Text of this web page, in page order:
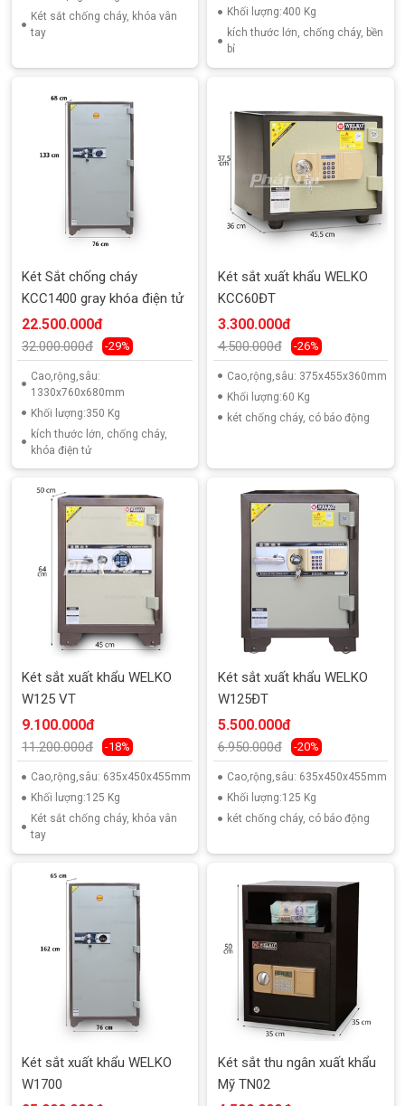
Két sắt chống cháy, khóa vân
tay
Khối lượng:400 Kg
kích thước lớn, chống cháy, bền
bỉ
Két Sắt chống cháy
KCC1400 gray khóa điện tử
22.500.000đ
32.000.000đ -29%
Cao,rộng,sâu:
1330x760x680mm
Khối lượng:350 Kg
kích thước lớn, chống cháy,
khóa điện tử
Két sắt xuất khẩu WELKO
KCC60ĐT
3.300.000đ
4.500.000đ -26%
Cao,rộng,sâu: 375x455x360mm
Khối lượng:60 Kg
két chống cháy, có báo động
Két sắt xuất khẩu WELKO
W125 VT
9.100.000đ
11.200.000đ -18%
Cao,rộng,sâu: 635x450x455mm
Khối lượng:125 Kg
Két sắt chống cháy, khóa vân
tay
Két sắt xuất khẩu WELKO
W125ĐT
5.500.000đ
6.950.000đ -20%
Cao,rộng,sâu: 635x450x455mm
Khối lượng:125 Kg
két chống cháy, có báo động
Két sắt xuất khẩu WELKO
W1700
Két sắt thu ngân xuất khẩu
Mỹ TN02